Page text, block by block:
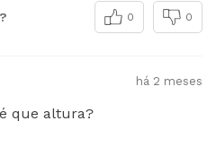
0 0
há 2 meses
que altura?